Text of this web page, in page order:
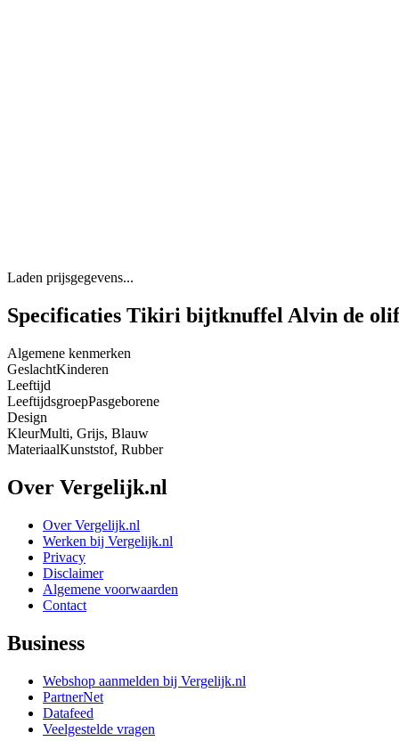
Laden prijsgegevens...
Specificaties Tikiri bijtknuffel Alvin de
Algemene kenmerken
GeslachtKinderen
Leeftijd
LeeftijdsgroepPasgeborene
Design
KleurMulti, Grijs, Blauw
MateriaalKunststof, Rubber
Over Vergelijk.nl
Over Vergelijk.nl
Werken bij Vergelijk.nl
Privacy
Disclaimer
Algemene voorwaarden
Contact
Business
Webshop aanmelden bij Vergelijk.nl
PartnerNet
Datafeed
Veelgestelde vragen